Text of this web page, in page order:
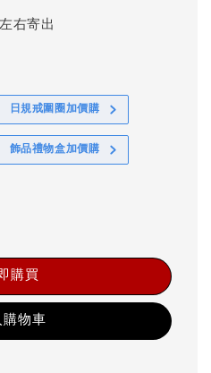
右寄出
日規戒圍圈加價購
飾品禮物盒加價購
購買
物車